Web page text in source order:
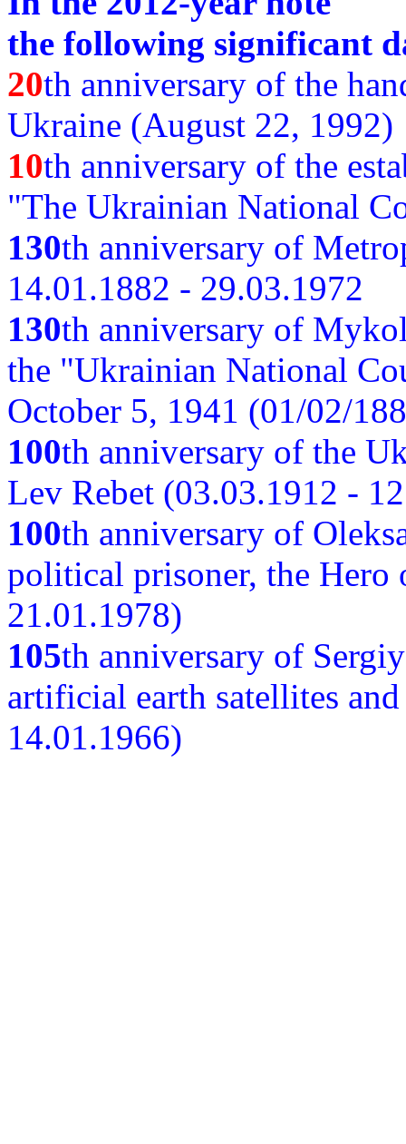
the following significant
20th anniversary of the
Ukraine (August 22, 1992)
10th anniversary of the
"The Ukrainian National
130th anniversary of
14.01.1882 - 29.03.1972
130th anniversary of
the "Ukrainian National
October 5, 1941 (01/02/
100th anniversary of the
Lev Rebet (03.03.1912 -
100th anniversary of
political prisoner, the
21.01.1978)
105th anniversary of
artificial earth satellites
14.01.1966)